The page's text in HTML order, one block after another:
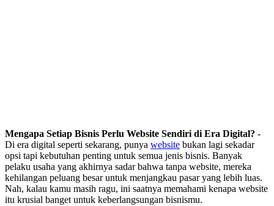
Mengapa Setiap Bisnis Perlu Website Sendiri di Era Digital? -
Di era digital seperti sekarang, punya website bukan lagi sekadar
opsi tapi kebutuhan penting untuk semua jenis bisnis. Banyak
pelaku usaha yang akhirnya sadar bahwa tanpa website, mereka
kehilangan peluang besar untuk menjangkau pasar yang lebih luas.
Nah, kalau kamu masih ragu, ini saatnya memahami kenapa website
itu krusial banget untuk keberlangsungan bisnismu.